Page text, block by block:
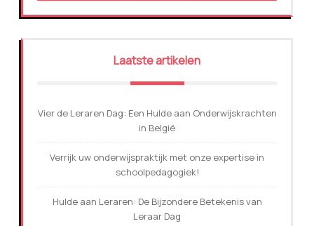
Laatste artikelen
Vier de Leraren Dag: Een Hulde aan Onderwijskrachten
in België
Verrijk uw onderwijspraktijk met onze expertise in
schoolpedagogiek!
Hulde aan Leraren: De Bijzondere Betekenis van
Leraar Dag